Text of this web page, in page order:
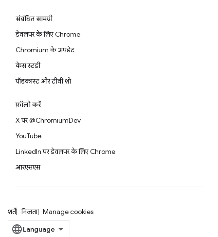
संबंधित सामग्री
डेवलपर के लिए Chrome
Chromium के अपडेट
केस स्टडी
पॉडकास्ट और टीवी शो
फ़ॉलो करें
X पर @ChromiumDev
YouTube
LinkedIn पर डेवलपर के लिए Chrome
आरएसएस
शर्तें निजता Manage cookies